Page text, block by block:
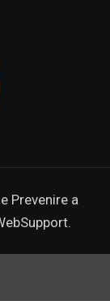
Prevenire a